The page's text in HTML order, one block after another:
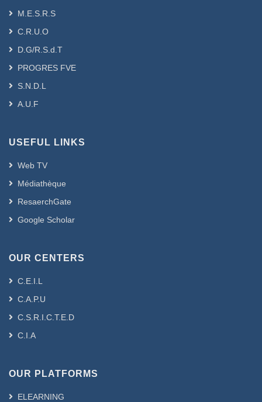
M.E.S.R.S
C.R.U.O
D.G/R.S.d.T
PROGRES FVE
S.N.D.L
A.U.F
USEFUL LINKS
Web TV
Médiathèque
ResaerchGate
Google Scholar
OUR CENTERS
C.E.I.L
C.A.P.U
C.S.R.I.C.T.E.D
C.I.A
OUR PLATFORMS
ELEARNING